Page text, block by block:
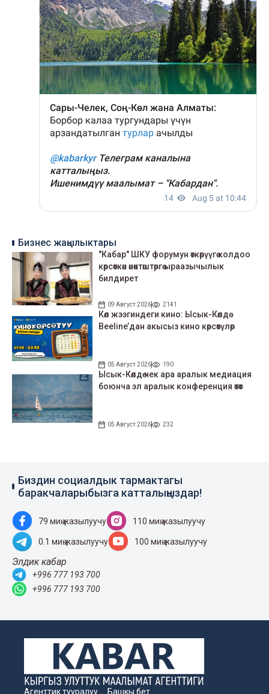
Бизнес жаңылыктары
"Кабар" ШКУ форумун өткөрүүгө колдоо
көрсөткөн өнөктөштөргө ыраазычылык
билдирет
09 Август 2026 2141
Көл жээгиндеги кино: Ысык-Көлдө
Beeline’дан акысыз кино көрсөтүлөр
05 Август 2026 190
Ысык-Көлдө чек ара аралык медиация
боюнча эл аралык конференция өтөт
05 Август 2026 232
Биздин социалдык тармактагы
баракчаларыбызга катталыңыздар!
79 миң жазылуучу 110 миң жазылуучу
0.1 миң жазылуучу 100 миң жазылуучу
Элдик кабар
+996 777 193 700
+996 777 193 700
Агенттик тууралуу Башкы бет